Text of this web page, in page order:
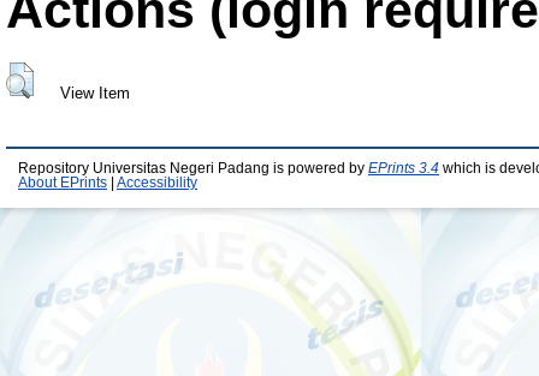
View Item
Repository Universitas Negeri Padang is powered by EPrints 3.4 which is
About EPrints
Accessibility